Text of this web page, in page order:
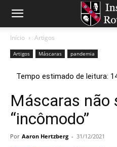
Início Artigos
Artigos Máscaras pandemia
Máscaras não
“incômodo”
Por Aaron Hertzberg - 31/12/2021